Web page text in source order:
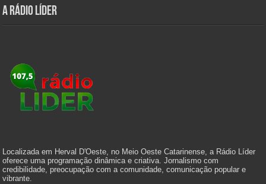
A Rádio Líder
Localizada em Herval D'Oeste, no Meio Oeste Catarinense, a Rádio Líder
oferece uma programação dinâmica e criativa. Jornalismo com
credibilidade, preocupação com a comunidade, comunicação popular e
vibrante.